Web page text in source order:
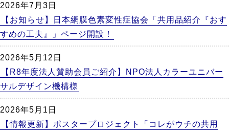
2026年7月3日
【お知らせ】日本網膜色素変性症協会「共用品紹介『おす
すめの工夫』」ページ開設！
2026年5月12日
【R8年度法人賛助会員ご紹介】NPO法人カラーユニバー
サルデザイン機構様
2026年5月1日
【情報更新】ポスタープロジェクト「コレがウチの共用